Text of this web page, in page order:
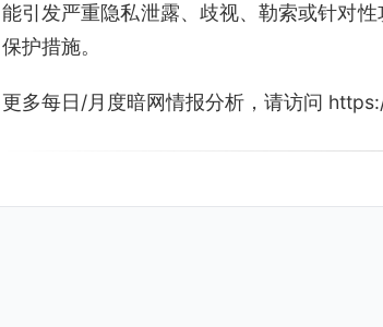
能引发严重隐私泄露、歧视、勒索或针对
保护措施。
更多每日/月度暗网情报分析，请访问